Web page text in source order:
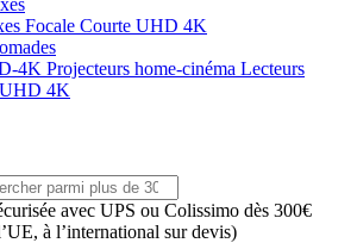
Focale Courte UHD 4K
4K Projecteurs home-cinéma Lecteurs
4K
avec UPS ou Colissimo dès 300€
à l’international sur devis)